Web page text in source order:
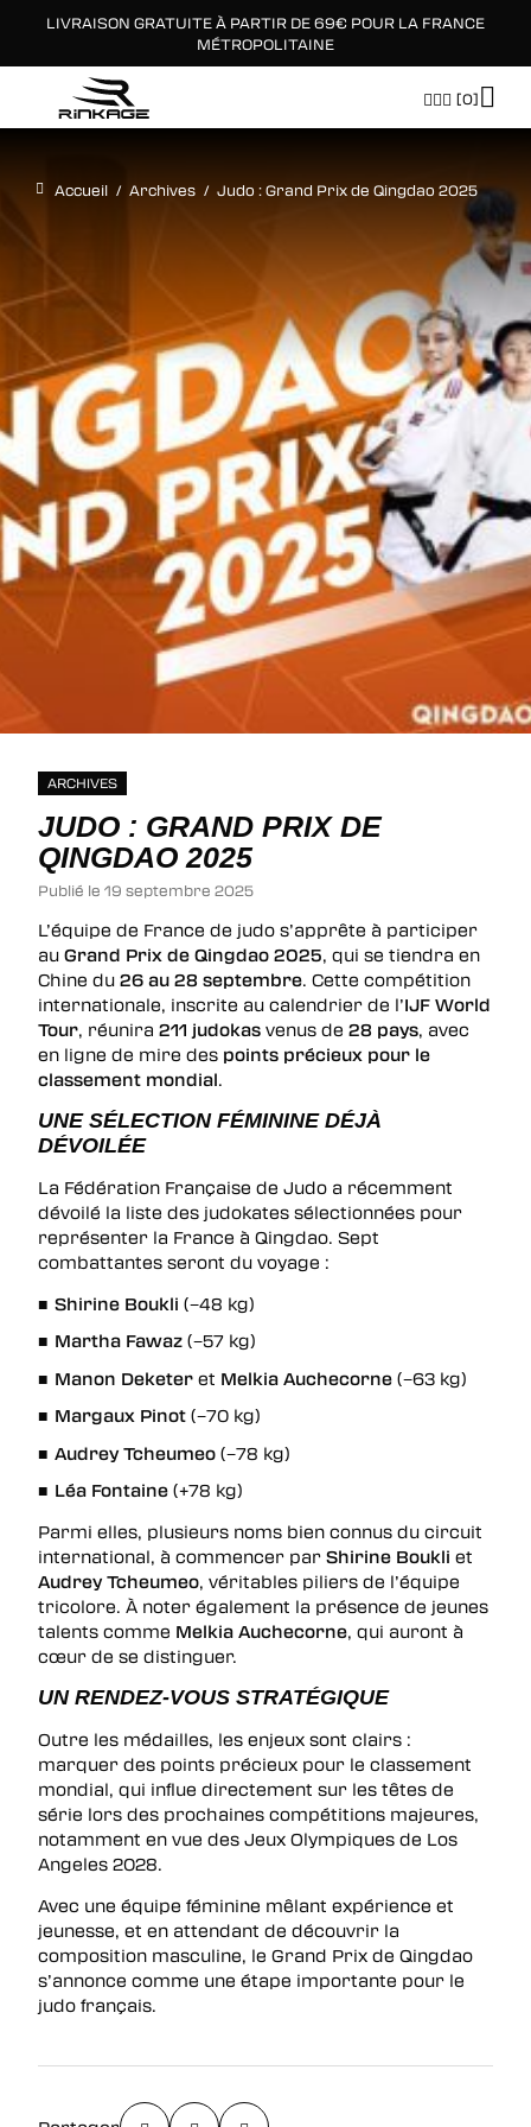
LIVRAISON GRATUITE À PARTIR DE 69€ POUR LA FRANCE
MÉTROPOLITAINE
[0]
Accueil / Archives / Judo : Grand Prix de Qingdao 2025
ARCHIVES
JUDO : GRAND PRIX DE
QINGDAO 2025
Publié le 19 septembre 2025
L’équipe de France de judo s’apprête à participer
au Grand Prix de Qingdao 2025, qui se tiendra en
Chine du 26 au 28 septembre. Cette compétition
internationale, inscrite au calendrier de l’IJF World
Tour, réunira 211 judokas venus de 28 pays, avec
en ligne de mire des points précieux pour le
classement mondial.
UNE SÉLECTION FÉMININE DÉJÀ
DÉVOILÉE
La Fédération Française de Judo a récemment
dévoilé la liste des judokates sélectionnées pour
représenter la France à Qingdao. Sept
combattantes seront du voyage :
Shirine Boukli (−48 kg)
Martha Fawaz (−57 kg)
Manon Deketer et Melkia Auchecorne (−63 kg)
Margaux Pinot (−70 kg)
Audrey Tcheumeo (−78 kg)
Léa Fontaine (+78 kg)
Parmi elles, plusieurs noms bien connus du circuit
international, à commencer par Shirine Boukli et
Audrey Tcheumeo, véritables piliers de l’équipe
tricolore. À noter également la présence de jeunes
talents comme Melkia Auchecorne, qui auront à
cœur de se distinguer.
UN RENDEZ-VOUS STRATÉGIQUE
Outre les médailles, les enjeux sont clairs :
marquer des points précieux pour le classement
mondial, qui influe directement sur les têtes de
série lors des prochaines compétitions majeures,
notamment en vue des Jeux Olympiques de Los
Angeles 2028.
Avec une équipe féminine mêlant expérience et
jeunesse, et en attendant de découvrir la
composition masculine, le Grand Prix de Qingdao
s’annonce comme une étape importante pour le
judo français.